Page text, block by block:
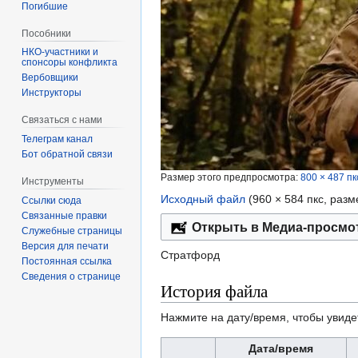
Размер этого предпросмотра: 800 × 487
Исходный файл (960 × 584 пкс,
Открыть в Медиа-
Стратфорд
История файла
Нажмите на дату/время, чтобы
Дата/время
Погибшие
Пособники
спонсоры конфликта
‏‎Вербовщики
Инструкторы
Связаться с нами
Телеграм канал
Бот обратной связи
Инструменты
Ссылки сюда
Связанные правки
Служебные страницы
Версия для печати
Постоянная ссылка
Сведения о странице